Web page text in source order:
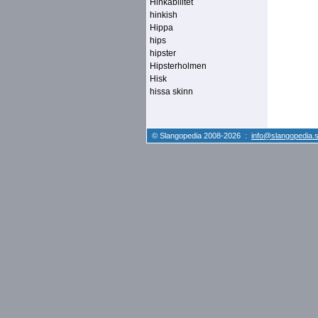
Hinkabilitet
hinkish
Hippa
hips
hipster
Hipsterholmen
Hisk
hissa skinn
© Slangopedia 2008-2026 :